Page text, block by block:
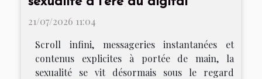
21/07/2026 11:04
Scroll infini, messageries instantanées et
contenus explicites à portée de main, la
sexualité se vit désormais sous le regard